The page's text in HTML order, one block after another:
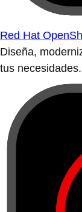
Red Hat
Diseña,
tus necesidades.